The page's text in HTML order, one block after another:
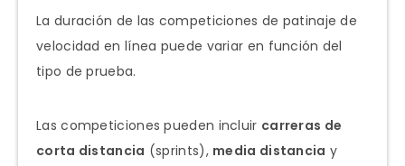
La duración de las competiciones de patinaje de
velocidad en línea puede variar en función del
tipo de prueba.
Las competiciones pueden incluir carreras de
corta distancia (sprints), media distancia y